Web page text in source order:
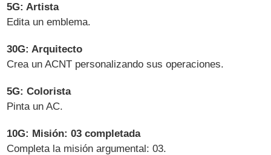
5G: Artista
Edita un emblema.
30G: Arquitecto
Crea un ACNT personalizando sus operaciones.
5G: Colorista
Pinta un AC.
10G: Misión: 03 completada
Completa la misión argumental: 03.